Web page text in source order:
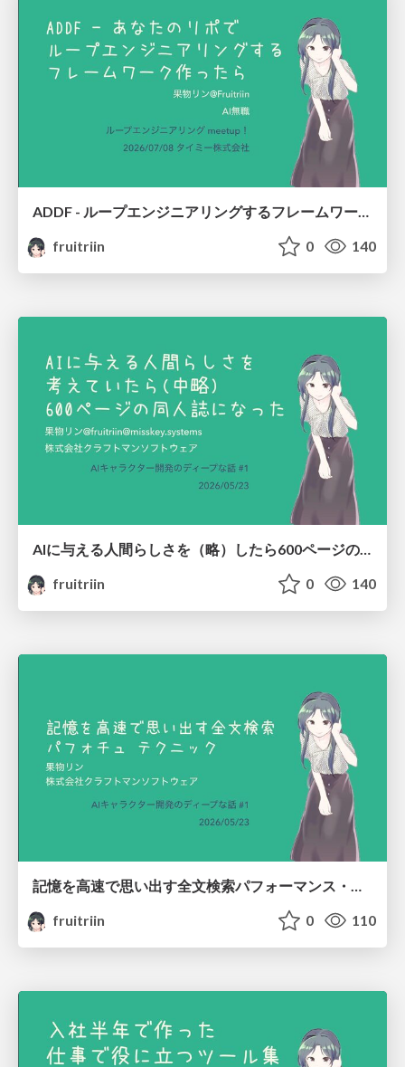
ADDF - ループエンジニアリングするフレームワークを作ったら/I Didn't Set Out to Build Loop Engineering, But ADDF Did
fruitriin
0 140
fruitriin
0 140
記憶を高速で思い出す全文検索パフォーマンス・チューニング テクニック/How to make your AI recall, quickly
fruitriin
0 110